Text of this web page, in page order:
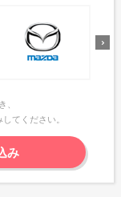
てください。
み